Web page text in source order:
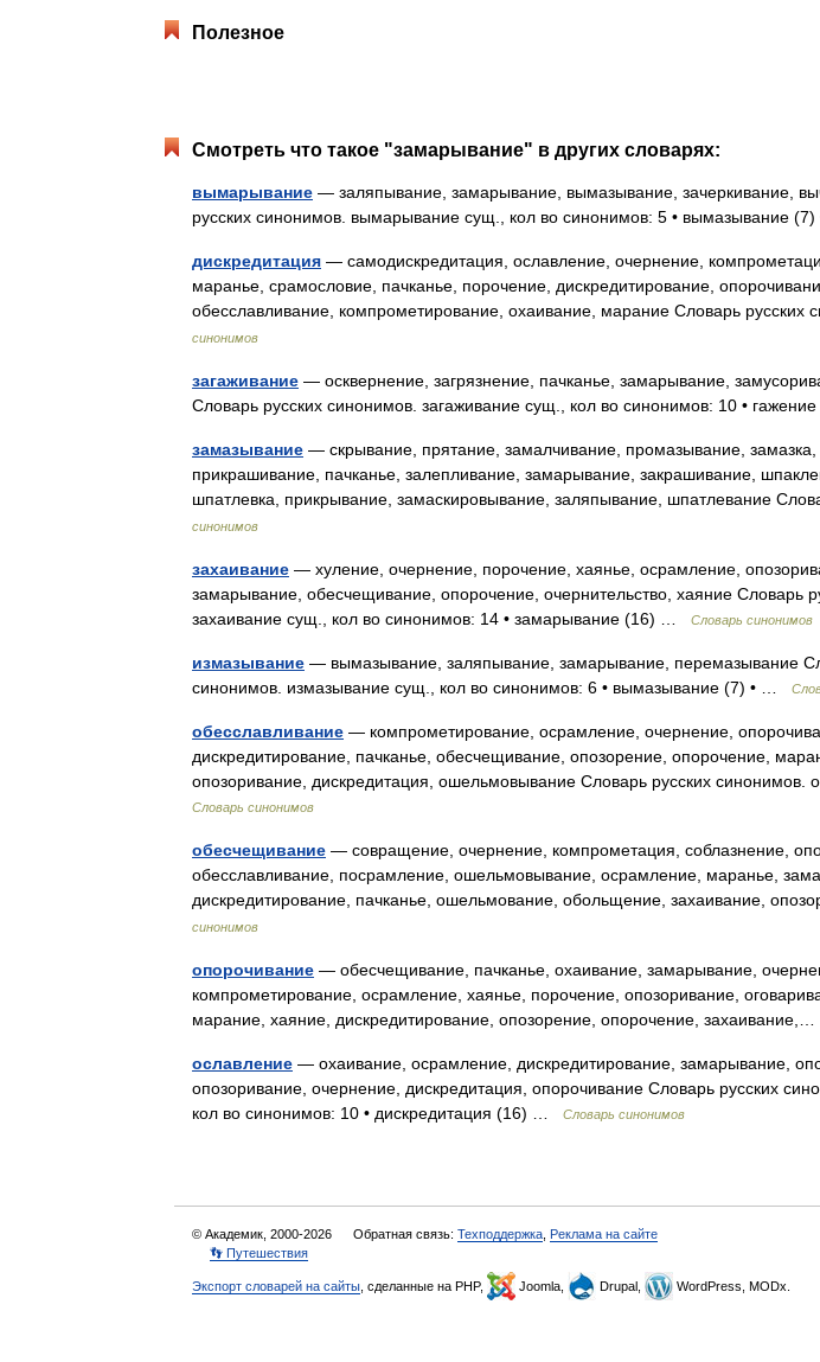
Полезное
Смотреть что такое "замарывание" в других словарях:
вымарывание — заляпывание, замарывание, вымазывание, зачеркивание,
русских синонимов. вымарывание сущ., кол во синонимов: 5 • вымазывание
дискредитация — самодискредитация, ославление, очернение,
маранье, срамословие, пачканье, порочение, дискредитирование,
обесславливание, компрометирование, охаивание, марание Словарь
синонимов
загаживание — осквернение, загрязнение, пачканье, замарывание,
Словарь русских синонимов. загаживание сущ., кол во синонимов: 10 •
замазывание — скрывание, прятание, замалчивание, промазывание, замазка,
прикрашивание, пачканье, залепливание, замарывание, закрашивание,
шпатлевка, прикрывание, замаскировывание, заляпывание, шпатлевание
синонимов
захаивание — хуление, очернение, порочение, хаянье, осрамление,
замарывание, обесчещивание, опорочение, очернительство, хаяние Словарь
захаивание сущ., кол во синонимов: 14 • замарывание (16) …
Словарь синонимов
измазывание — вымазывание, заляпывание, замарывание, перемазывание
синонимов. измазывание сущ., кол во синонимов: 6 • вымазывание (7) • …
обесславливание — компрометирование, осрамление, очернение,
дискредитирование, пачканье, обесчещивание, опозорение, опорочение,
опозоривание, дискредитация, ошельмовывание Словарь русских синонимов.
Словарь синонимов
обесчещивание — совращение, очернение, компрометация, соблазнение,
обесславливание, посрамление, ошельмовывание, осрамление, маранье,
дискредитирование, пачканье, ошельмование, обольщение, захаивание,
синонимов
опорочивание — обесчещивание, пачканье, охаивание, замарывание,
компрометирование, осрамление, хаянье, порочение, опозоривание,
марание, хаяние, дискредитирование, опозорение, опорочение,
ославление — охаивание, осрамление, дискредитирование, замарывание,
опозоривание, очернение, дискредитация, опорочивание Словарь русских
кол во синонимов: 10 • дискредитация (16) …
Словарь синонимов
© Академик, 2000-2026 Обратная связь: Техподдержка Реклама на сайте
👣 Путешествия
Экспорт словарей на сайты , сделанные на PHP, Joomla, Drupal, WordPress, MODx.